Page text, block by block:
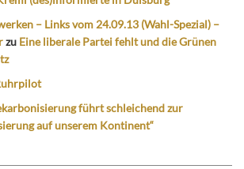
– Links vom 24.09.13 (Wahl-Spezial) –
zu Eine liberale Partei fehlt und die Grünen
führt schleichend zur
auf unserem Kontinent“